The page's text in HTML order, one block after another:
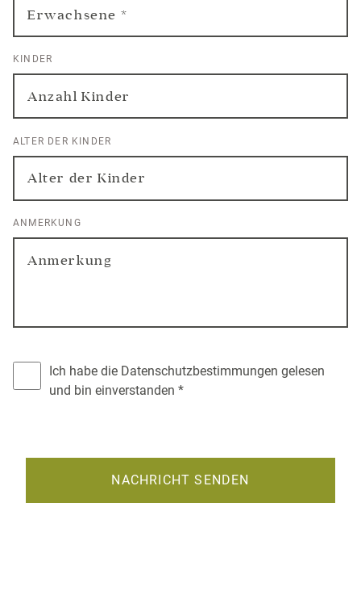
KINDER
ALTER DER KINDER
ANMERKUNG
Ich habe die Datenschutzbestimmungen gelesen
und bin einverstanden *
NACHRICHT SENDEN